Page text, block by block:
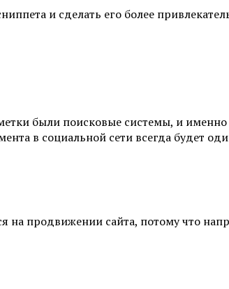
и сделать его более
были поисковые системы, и
в социальной сети всегда будет
на продвижении сайта, потому что